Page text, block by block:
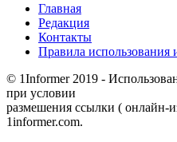
Главная
Редакция
Контакты
Правила использования
© 1Informer 2019 -
при условии
размешения ссылки ( онлайн-
1informer.com.